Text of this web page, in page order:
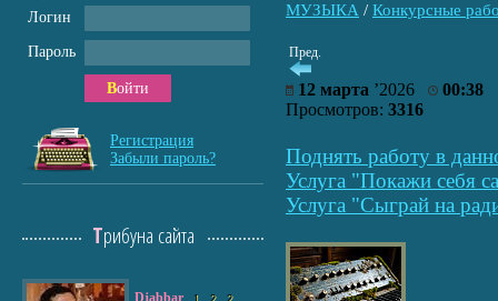
МУЗЫКА / Конкурсные
Пред.
12 марта ’2026
00:38
Просмотров: 3316
Поднять работу в
Услуга "Покажи себя
Услуга "Сыграй на
Логин
Пароль
Войти
Регистрация
Забыли пароль?
Трибуна сайта
Djabbar 1 2 2